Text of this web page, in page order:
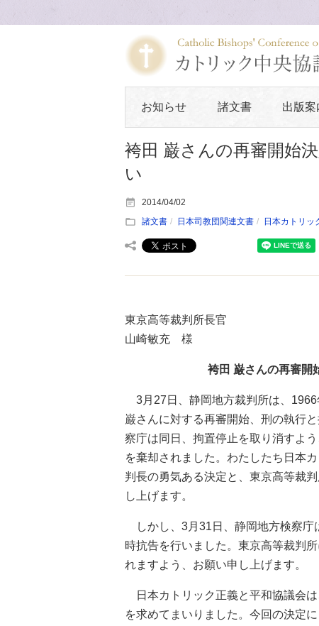
お知らせ 諸文書 出版案
袴田 巌さんの再審開始
い
2014/04/02
諸文書
日本司教団関連文書 日本カトリッ
東京高等裁判所長官
山崎敏充 様
袴田 巌さんの再審開
3月27日、静岡地方裁判所は、1966
巌さんに対する再審開始、刑の執行
察庁は同日、拘置停止を取り消すよ
を棄却されました。わたしたち日本
判長の勇気ある決定と、東京高等裁
し上げます。
しかし、3月31日、静岡地方検察庁
時抗告を行いました。東京高等裁判
れますよう、お願い申し上げます。
日本カトリック正義と平和協議会
を求めてまいりました。今回の決定